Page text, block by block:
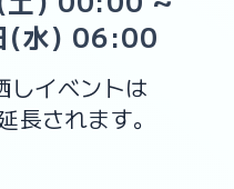
(水) 06:00
イベントは
長されます。